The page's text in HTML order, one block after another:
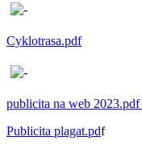
Cyklotrasa.pdf
publicita na web 2023.pdf
Publicita plagat.pdf